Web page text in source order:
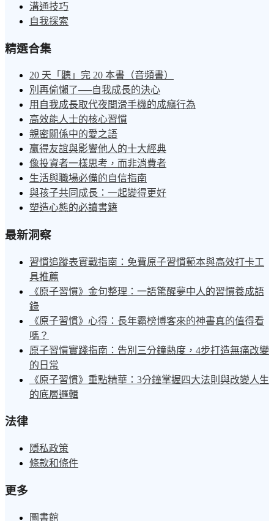
溝通技巧
自我探索
精選合集
20 天「聽」完 20 本書（音頻書）
別再偷懶了──自我成長的決心
用自我成長取代夜間滑手機的成癮行為
高效能人士的核心習慣
親密關係中的愛之語
贏得友誼與影響他人的十大經典
像投資者一樣思考，而非消費者
生活與職場必備的自信指南
與孩子共同成長：一起變得更好
塑造心態的必讀書籍
最新洞察
習慣追蹤表實戰指南：免費原子習慣範本與高效打卡工
具推薦
《原子習慣》金句整理：一語驚醒夢中人的習慣養成語
錄
《原子習慣》心得：長年霸榜博客來的神書真的值得看
嗎？
原子習慣實踐指南：告別三分鐘熱度，4步打造無痛改變
的日常
《原子習慣》重點精華：3分鐘掌握四大法則與改變人生
的底層邏輯
法律
隱私政策
條款和條件
更多
圖書館